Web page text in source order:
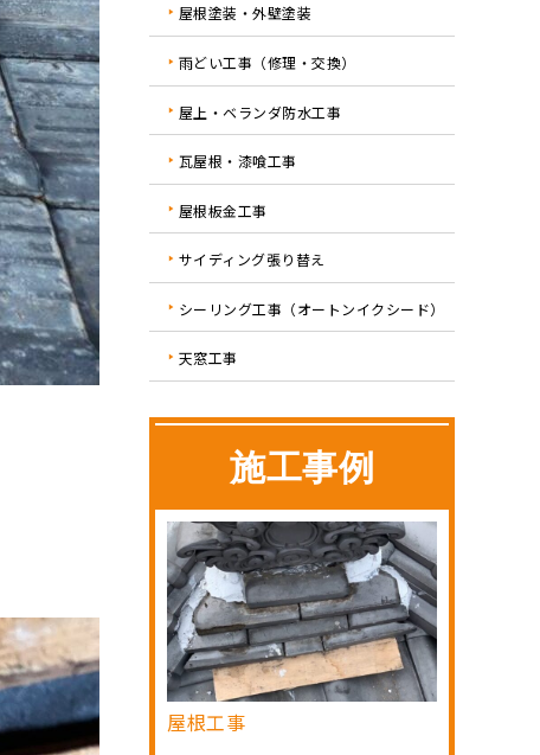
屋根塗装・外壁塗装
雨どい工事（修理・交換）
屋上・ベランダ防水工事
瓦屋根・漆喰工事
屋根板金工事
サイディング張り替え
シーリング工事（オートンイクシード）
天窓工事
施工事例
屋根工事